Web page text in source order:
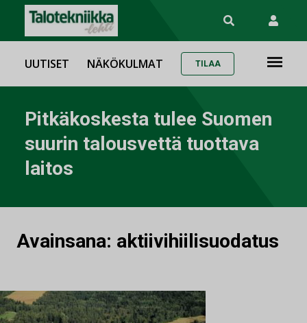
UUTISET NÄKÖKULMAT TILAA
Pitkäkoskesta tulee Suomen
suurin talousvettä tuottava
laitos
Avainsana: aktiivihiilisuodatus